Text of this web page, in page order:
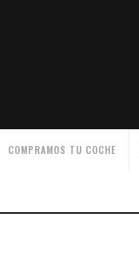
COMPRAMOS TU COCHE